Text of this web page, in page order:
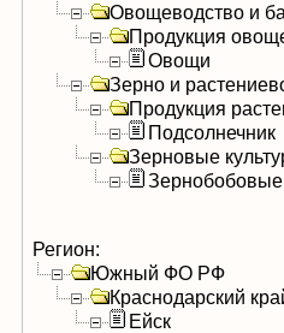
Овощеводство и
Продукция
Овощи
Зерно и
Продукция
Подсолнечник
Зерновые
Зернобобовые
Регион:
Южный ФО РФ
Краснодарский
Ейск